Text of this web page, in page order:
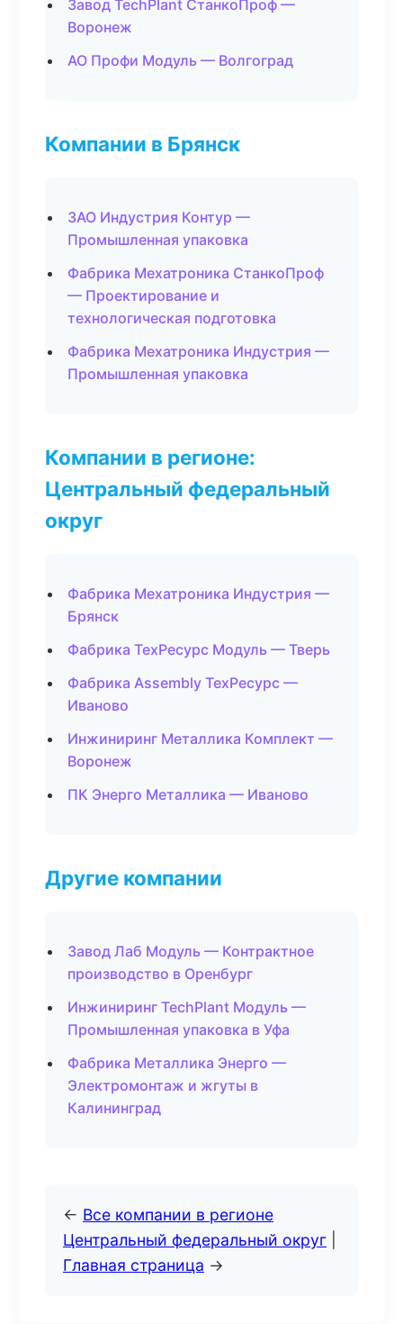
Завод TechPlant СтанкоПроф —
Воронеж
АО Профи Модуль — Волгоград
Компании в Брянск
ЗАО Индустрия Контур —
Промышленная упаковка
Фабрика Мехатроника СтанкоПроф
— Проектирование и
технологическая подготовка
Фабрика Мехатроника Индустрия —
Промышленная упаковка
Компании в регионе:
Центральный федеральный
округ
Фабрика Мехатроника Индустрия —
Брянск
Фабрика ТехРесурс Модуль — Тверь
Фабрика Assembly ТехРесурс —
Иваново
Инжиниринг Металлика Комплект —
Воронеж
ПК Энерго Металлика — Иваново
Другие компании
Завод Лаб Модуль — Контрактное
производство в Оренбург
Инжиниринг TechPlant Модуль —
Промышленная упаковка в Уфа
Фабрика Металлика Энерго —
Электромонтаж и жгуты в
Калининград
← Все компании в регионе
Центральный федеральный округ
Главная страница →